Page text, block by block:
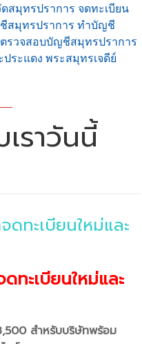
สมุทรปราการ จดทะเบียน
สมุทรปราการ ทำบัญชี
รวจสอบบัญชีสมุทรปราการ
ระแดง พระสมุทรเจดีย์
ราวันนี้
ดทะเบียนใหม่และ
ทะเบียนใหม่และ
สำหรับบริษัทพร้อม